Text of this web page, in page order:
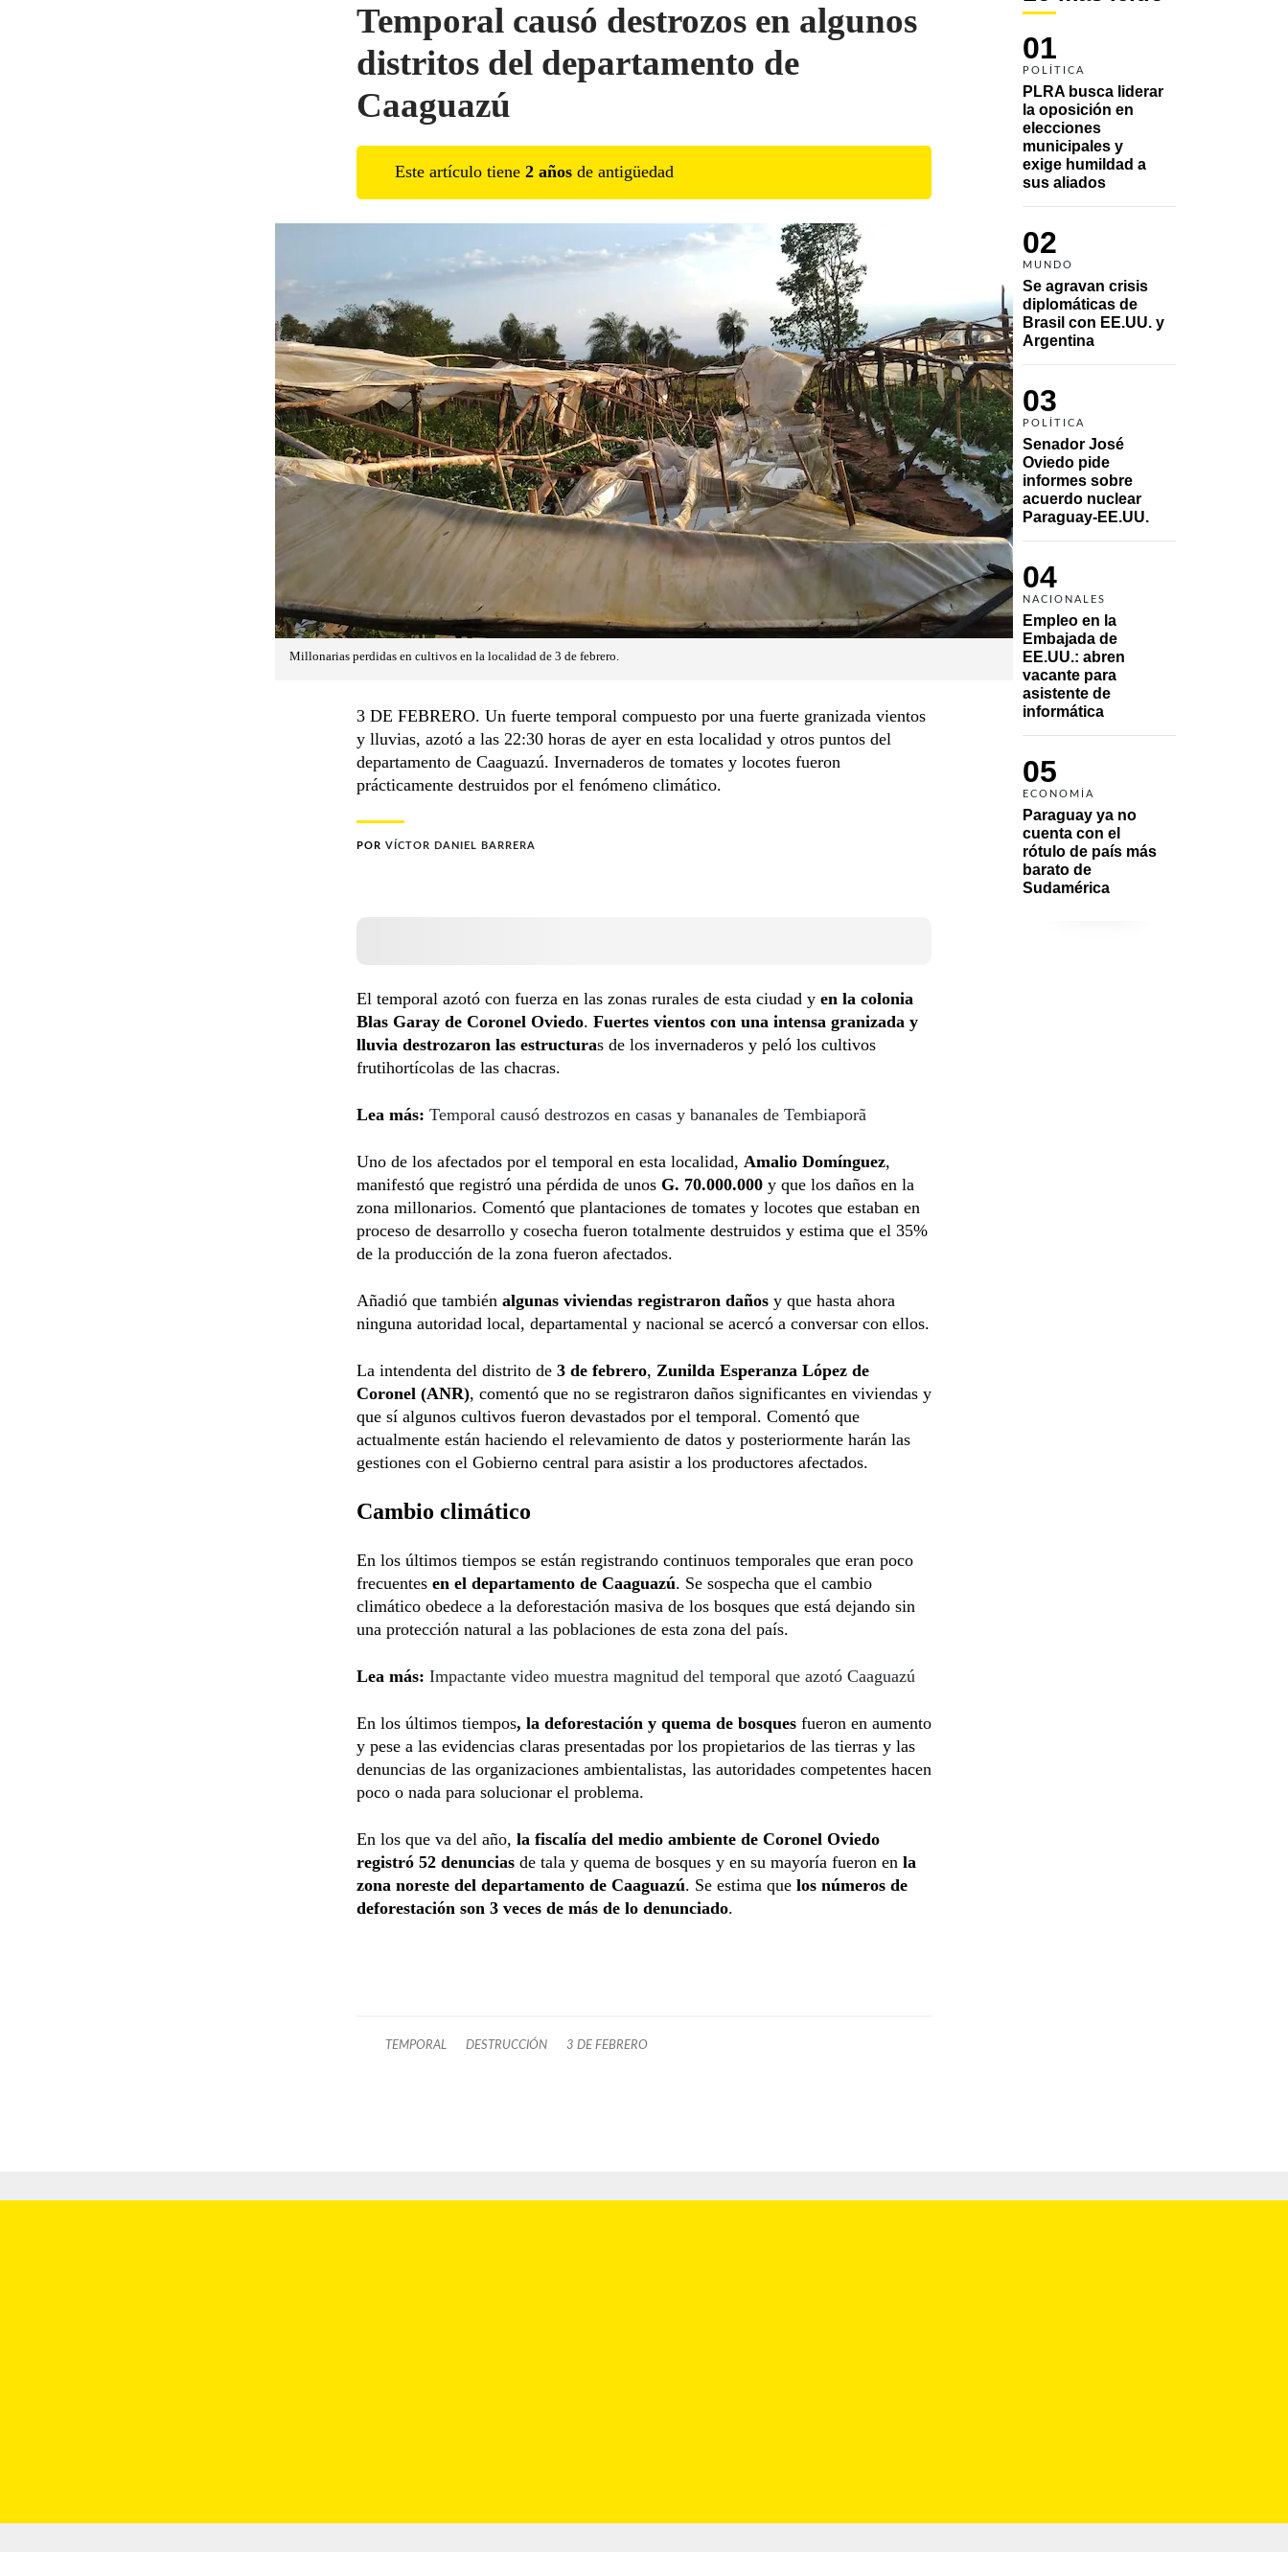
01
POLÍTICA
PLRA busca liderar
la oposición en
elecciones
municipales y
exige humildad a
sus aliados
02
MUNDO
Se agravan crisis
diplomáticas de
Brasil con EE.UU. y
Argentina
03
POLÍTICA
Senador José
Oviedo pide
informes sobre
acuerdo nuclear
Paraguay-EE.UU.
04
NACIONALES
Empleo en la
Embajada de
EE.UU.: abren
vacante para
asistente de
informática
05
ECONOMÍA
Paraguay ya no
cuenta con el
rótulo de país más
barato de
Sudamérica
Temporal causó destrozos en algunos
distritos del departamento de
Caaguazú
Este artículo tiene 2 años de antigüedad
Millonarias perdidas en cultivos en la localidad de 3 de febrero.
3 DE FEBRERO. Un fuerte temporal compuesto por una fuerte granizada vientos
y lluvias, azotó a las 22:30 horas de ayer en esta localidad y otros puntos del
departamento de Caaguazú. Invernaderos de tomates y locotes fueron
prácticamente destruidos por el fenómeno climático.
POR VÍCTOR DANIEL BARRERA
El temporal azotó con fuerza en las zonas rurales de esta ciudad y en la colonia
Blas Garay de Coronel Oviedo. Fuertes vientos con una intensa granizada y
lluvia destrozaron las estructuras de los invernaderos y peló los cultivos
frutihortícolas de las chacras.
Lea más: Temporal causó destrozos en casas y bananales de Tembiaporã
Uno de los afectados por el temporal en esta localidad, Amalio Domínguez,
manifestó que registró una pérdida de unos G. 70.000.000 y que los daños en la
zona millonarios. Comentó que plantaciones de tomates y locotes que estaban en
proceso de desarrollo y cosecha fueron totalmente destruidos y estima que el 35%
de la producción de la zona fueron afectados.
Añadió que también algunas viviendas registraron daños y que hasta ahora
ninguna autoridad local, departamental y nacional se acercó a conversar con ellos.
La intendenta del distrito de 3 de febrero, Zunilda Esperanza López de
Coronel (ANR), comentó que no se registraron daños significantes en viviendas y
que sí algunos cultivos fueron devastados por el temporal. Comentó que
actualmente están haciendo el relevamiento de datos y posteriormente harán las
gestiones con el Gobierno central para asistir a los productores afectados.
Cambio climático
En los últimos tiempos se están registrando continuos temporales que eran poco
frecuentes en el departamento de Caaguazú. Se sospecha que el cambio
climático obedece a la deforestación masiva de los bosques que está dejando sin
una protección natural a las poblaciones de esta zona del país.
Lea más: Impactante video muestra magnitud del temporal que azotó Caaguazú
En los últimos tiempos, la deforestación y quema de bosques fueron en aumento
y pese a las evidencias claras presentadas por los propietarios de las tierras y las
denuncias de las organizaciones ambientalistas, las autoridades competentes hacen
poco o nada para solucionar el problema.
En los que va del año, la fiscalía del medio ambiente de Coronel Oviedo
registró 52 denuncias de tala y quema de bosques y en su mayoría fueron en la
zona noreste del departamento de Caaguazú. Se estima que los números de
deforestación son 3 veces de más de lo denunciado.
TEMPORAL DESTRUCCIÓN 3 DE FEBRERO